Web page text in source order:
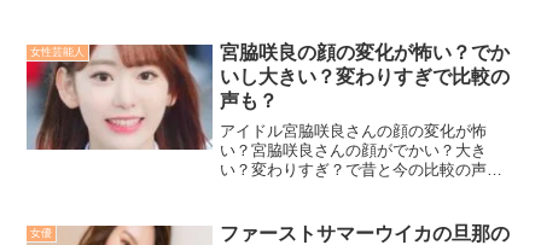
女性芸能人
宮脇咲良の顔の変化が怖い？でか
いし大きい？変わりすぎで比較の
声も？
アイドル宮脇咲良さんの顔の変化が怖
い？宮脇咲良さんの顔がでかい？大き
い？変わりすぎ？で昔と今の比較の声
いうのは違うのか？徹底調査しました。
女優
ファーストサマーウイカの旦那の